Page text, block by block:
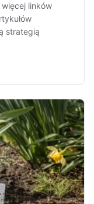
linków
strategią